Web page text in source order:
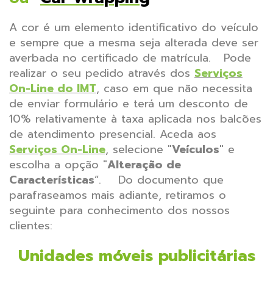
A cor é um elemento identificativo do veículo
e sempre que a mesma seja alterada deve ser
averbada no certificado de matrícula.
Pode
realizar o seu pedido através dos Serviços
On-Line do IMT, caso em que não necessita
de enviar formulário e terá um desconto de
10% relativamente à taxa aplicada nos balcões
de atendimento presencial. Aceda aos
Serviços On-Line, selecione "Veículos" e
escolha a opção "Alteração de
Características”.
Do documento que
parafraseamos mais adiante, retiramos o
seguinte para conhecimento dos nossos
clientes:
Unidades móveis publicitárias